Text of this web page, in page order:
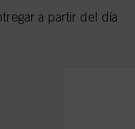
a partir del día